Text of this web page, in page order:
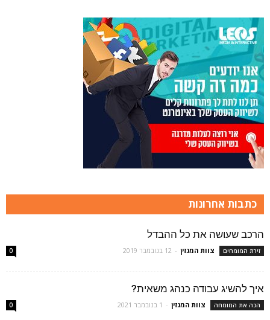
כתבות אחרונות
הרכב שעושה את כל ההבדל
זירת המומחים צוות המגזין - 12 בנובמבר 2019 0
איך להשיג עבודה כנהג משאית?
הכה את המומחה צוות המגזין - 1 בנובמבר 2021 0